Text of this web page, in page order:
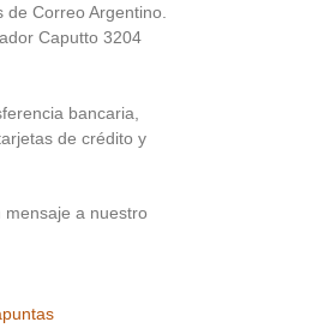
Correo Argentino.
Caputto 3204
bancaria,
de crédito y
a nuestro